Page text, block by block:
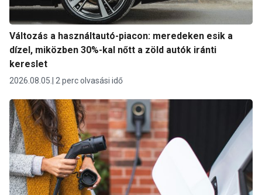
Változás a használtautó-piacon: meredeken esik a
dízel, miközben 30%-kal nőtt a zöld autók iránti
kereslet
2026.08.05. 2 perc olvasási idő